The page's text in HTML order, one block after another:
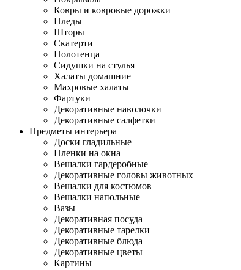
Ковры и ковровые дорожки
Пледы
Шторы
Скатерти
Полотенца
Сидушки на стулья
Халаты домашние
Махровые халаты
Фартуки
Декоративные наволочки
Декоративные салфетки
Предметы интерьера
Доски гладильные
Пленки на окна
Вешалки гардеробные
Декоративные головы животных
Вешалки для костюмов
Вешалки напольные
Вазы
Декоративная посуда
Декоративные тарелки
Декоративные блюда
Декоративные цветы
Картины